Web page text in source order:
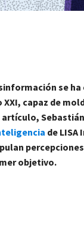
se
XXI, capaz de
de
objetivo.